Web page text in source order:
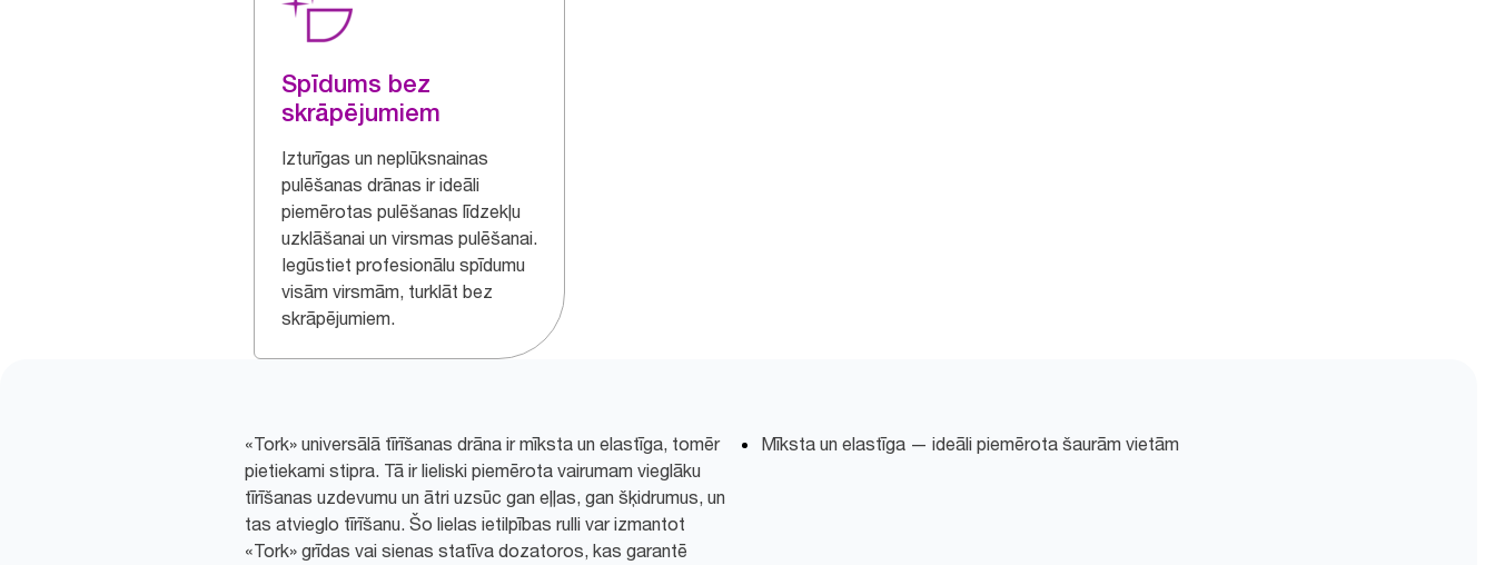
Spīdums bez
skrāpējumiem
Izturīgas un neplūksnainas
pulēšanas drānas ir ideāli
piemērotas pulēšanas līdzekļu
uzklāšanai un virsmas pulēšanai.
Iegūstiet profesionālu spīdumu
visām virsmām, turklāt bez
skrāpējumiem.
«Tork» universālā tīrīšanas drāna ir mīksta un elastīga, tomēr
pietiekami stipra. Tā ir lieliski piemērota vairumam vieglāku
tīrīšanas uzdevumu un ātri uzsūc gan eļļas, gan šķidrumus, un
tas atvieglo tīrīšanu. Šo lielas ietilpības rulli var izmantot
«Tork» grīdas vai sienas statīva dozatoros, kas garantē
Mīksta un elastīga — ideāli piemērota šaurām vietām